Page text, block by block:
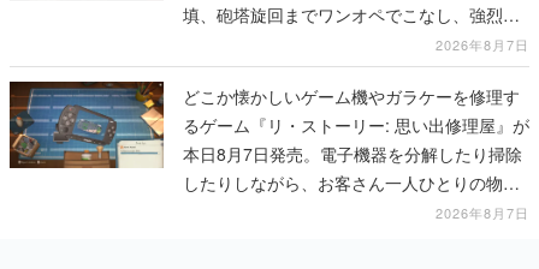
填、砲塔旋回までワンオペでこなし、強烈な
一撃をブチかませるロマンある作品2026年8月7日
どこか懐かしいゲーム機やガラケーを修理す
るゲーム『リ・ストーリー: 思い出修理屋』が
本日8月7日発売。電子機器を分解したり掃除
したりしながら、お客さん一人ひとりの物語
2026年8月7日